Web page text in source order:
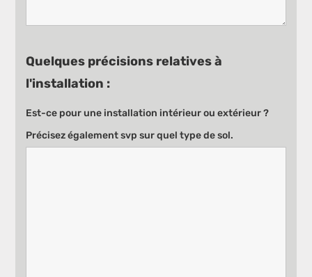
Quelques précisions relatives à
l'installation :
Est-ce pour une installation intérieur ou extérieur ?
Précisez également svp sur quel type de sol.